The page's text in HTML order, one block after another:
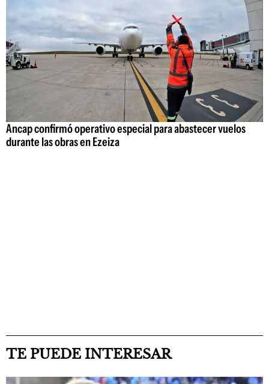
Ancap confirmó operativo especial para abastecer vuelos
durante las obras en Ezeiza
TE PUEDE INTERESAR